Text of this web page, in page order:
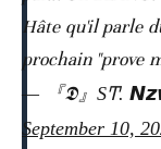
Hâte qu'il parle
prochain "prove
— 『𝕯』SͲ.
September 10,